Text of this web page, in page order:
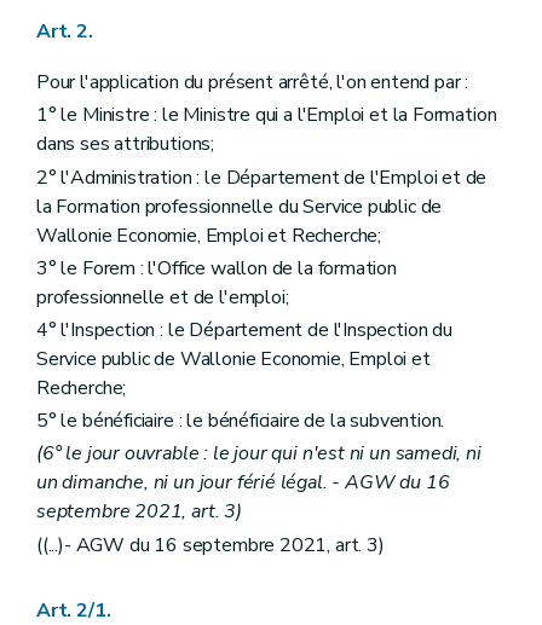
Art. 2.
Pour l'application du présent arrêté, l'on entend par :
1° le Ministre : le Ministre qui a l'Emploi et la Formation
dans ses attributions;
2° l'Administration : le Département de l'Emploi et de
la Formation professionnelle du Service public de
Wallonie Economie, Emploi et Recherche;
3° le Forem : l'Office wallon de la formation
professionnelle et de l'emploi;
4° l'Inspection : le Département de l'Inspection du
Service public de Wallonie Economie, Emploi et
Recherche;
5° le bénéficiaire : le bénéficiaire de la subvention.
(6° le jour ouvrable : le jour qui n'est ni un samedi, ni
un dimanche, ni un jour férié légal. - AGW du 16
septembre 2021, art. 3)
((...)- AGW du 16 septembre 2021, art. 3)
Art. 2/1.